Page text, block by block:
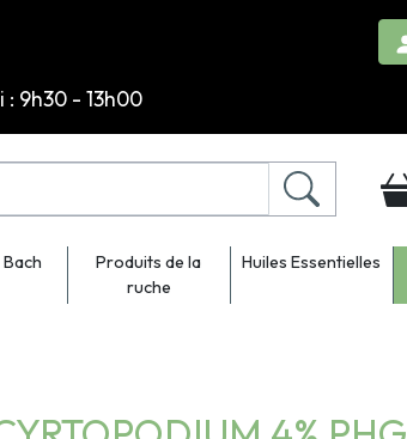
9h30 - 13h00
Produits de la
ruche
Huiles Essentielles